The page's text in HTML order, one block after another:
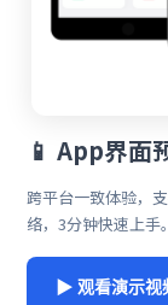
📱 App界面
跨平台一致体验，
络，3分钟快速上手。
▶ 观看演示视